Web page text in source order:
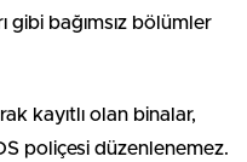
gibi bağımsız bölümler
kayıtlı olan binalar,
poliçesi düzenlenemez.